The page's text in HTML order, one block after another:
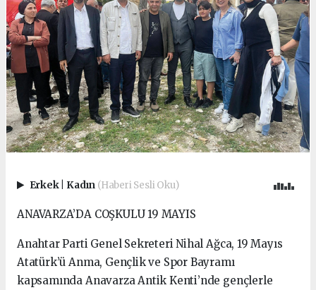
Erkek Kadın (Haberi Sesli Oku)
ANAVARZA’DA COŞKULU 19 MAYIS
Anahtar Parti Genel Sekreteri Nihal Ağca, 19 Mayıs
Atatürk’ü Anma, Gençlik ve Spor Bayramı
kapsamında Anavarza Antik Kenti’nde gençlerle